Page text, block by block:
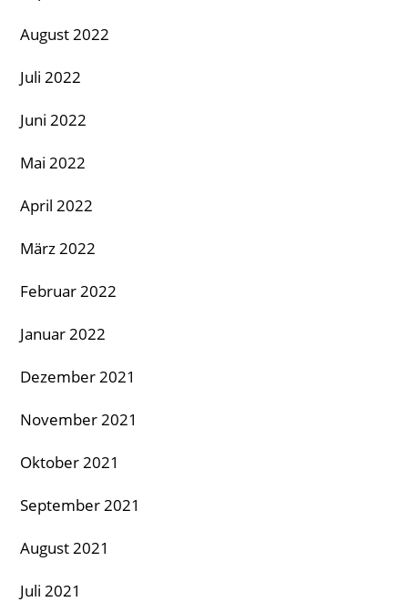
August 2022
Juli 2022
Juni 2022
Mai 2022
April 2022
März 2022
Februar 2022
Januar 2022
Dezember 2021
November 2021
Oktober 2021
September 2021
August 2021
Juli 2021